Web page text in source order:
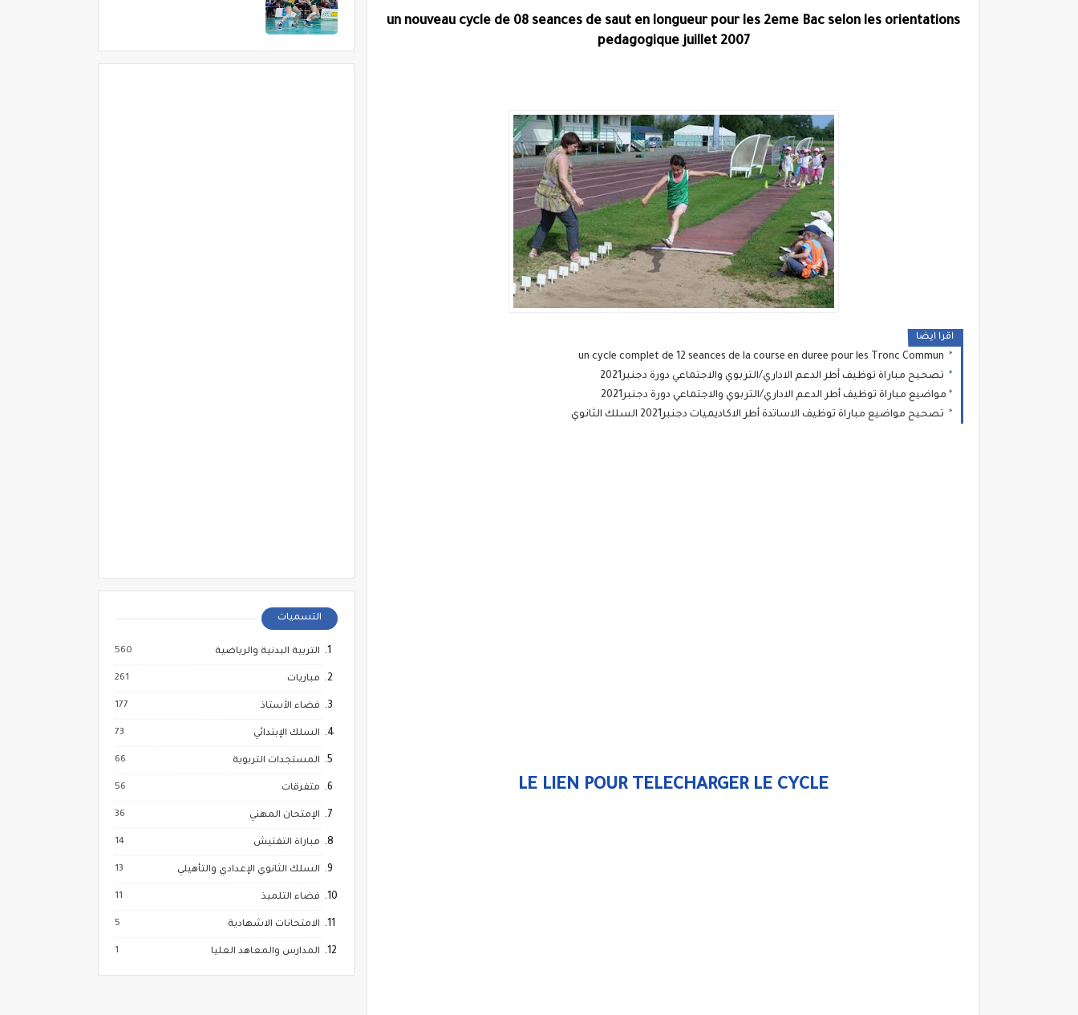
un nouveau cycle de 08 seances de saut en longueur pour les 2eme Bac selon les orientations
pedagogique juillet 2007
اقرا ايضا
تصحيح مباراة توظيف أطر الدعم الاداري/التربوي والاجتماعي دورة دجنبر2021
مواضيع مباراة توظيف أطر الدعم الاداري/التربوي والاجتماعي دورة دجنبر2021
تصحيح مواضيع مباراة توظيف الاساتدة أطر الاكاديميات دجنبر2021 السلك الثانوي
LE LIEN POUR TELECHARGER LE CYCLE
التسميات
التربية البدنية والرياضية 560
مباريات 261
فضاء الأستاذ 177
السلك الإبتدائي 73
المستجدات التربوية 66
متفرقات 56
الإمتحان المهني 36
مباراة التفتيش 14
السلك الثانوي الإعدادي والتأهيلي 13
فضاء التلميذ 11
الامتحانات الاشهادية 5
المدارس والمعاهد العليا 1